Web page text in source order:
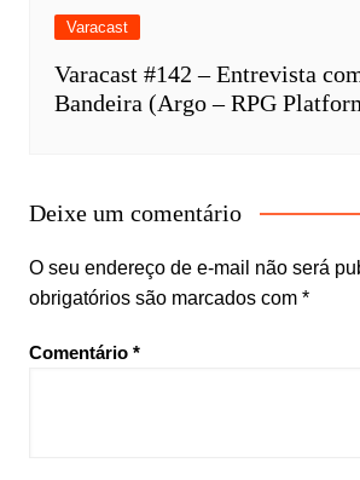
Varacast
Varacast #142 – Entrevista
Bandeira (Argo – RPG
Deixe um comentário
O seu endereço de e-mail não será
obrigatórios são marcados com *
Comentário *